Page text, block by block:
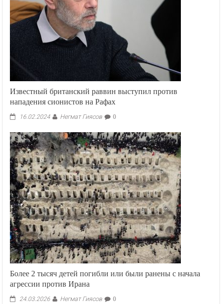
Известный британский раввин выступил против
нападения сионистов на Рафах
16.02.2024 Негмат Гиясов 0
Более 2 тысяч детей погибли или были ранены с начала
агрессии против Ирана
24.03.2026 Негмат Гиясов 0